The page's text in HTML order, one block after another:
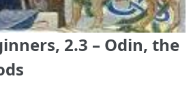
2.3 – Odin, the